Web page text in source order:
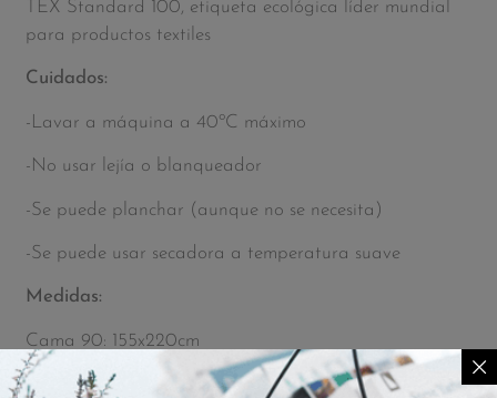
TEX Standard 100, etiqueta ecológica líder mundial
para productos textiles
Cuidados:
-Lavar a máquina a 40ºC máximo
-No usar lejía o blanqueador
-Se puede planchar (aunque no se necesita)
-Se puede usar secadora a temperatura suave
Medidas:
Cama 90: 155x220cm
Cama 135: 220x220cm